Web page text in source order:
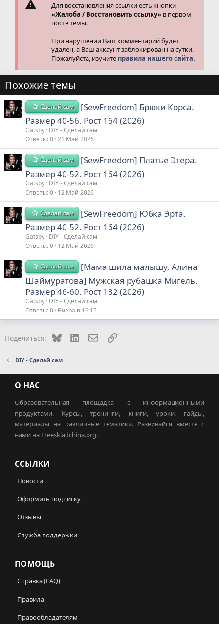
Для восстановления ссылки есть кнопки
«Жалоба / Восстановить ссылку» в первом
посте темы.
При нарушении Ваш комментарий будет
удален, а Ваш аккаунт заблокирован на сутки.
Пожалуйста, изучите правила нашего сайта.
Похожие темы
Сделай сам
[SewFreedom] Брюки Корса.
Размер 40-56. Рост 164 (2026)
Gatsby DIY - Сделай сам
Ответы 0 21 Май 2026
Сделай сам
[SewFreedom] Платье Этера.
Размер 40-52. Рост 164 (2026)
Gatsby DIY - Сделай сам
Ответы 0 12 Май 2026
Сделай сам
[SewFreedom] Юбка Эрта.
Размер 40-52. Рост 164 (2026)
Gatsby DIY - Сделай сам
Ответы 0 12 Май 2026
Сделай сам
[Мама шила малышу, Алина
Шаймуратова] Мужская рубашка Мигель.
Размер 46-60. Рост 182 (2026)
Gatsby DIY - Сделай сам
Ответы 0 Вчера в 19:15
Поделиться: Bluesky LinkedInЭлектронная почта
Ссылка
DIY - Сделай сам
О НАС
Образовательная площадка с информационными
продуктами. Курсы, тренинги, книги, уроки, гайды,
материалы на различные тематики. Развивайся вместе с
нами на Freeskladchina.org.
ССЫЛКИ
Новости
Оформить подписку
Отзывы
Служба поддержки
ПОМОЩЬ
Справка (FAQ)
Правила
Правообладателям